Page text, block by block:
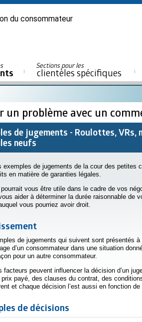
du consommateur
Sections pour les
clientèles spécifiques
un problème avec un
de jugements - Roulottes,
neufs
exemples de jugements de la cour des petites
en matière de garanties légales.
vous être utile dans le cadre de vos
aider à déterminer la durée raisonnable de
vous pourriez avoir droit.
de jugements qui suivent sont présentés
d’un consommateur dans une situation
pour un autre consommateur.
facteurs peuvent influencer la décision d’un
prix payé, des clauses du contrat, des
et chaque décision l’est aussi en fonction de
de décisions